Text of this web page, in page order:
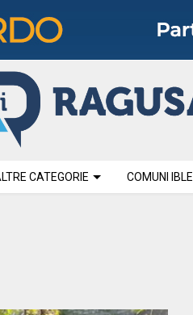
CATEGORIE COMUNI IBLEI